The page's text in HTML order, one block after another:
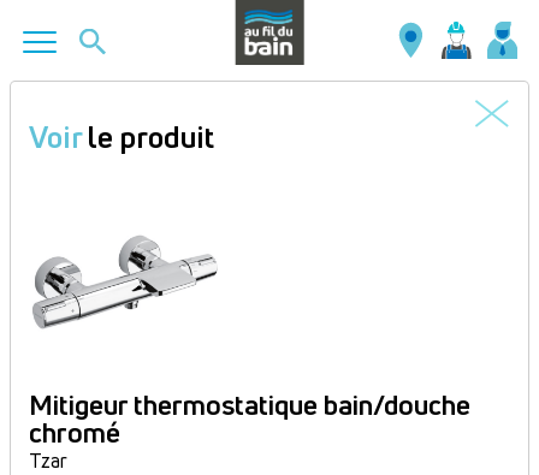
contenu
Voirle produit
Mitigeur thermostatique bain/douche
chromé
Tzar